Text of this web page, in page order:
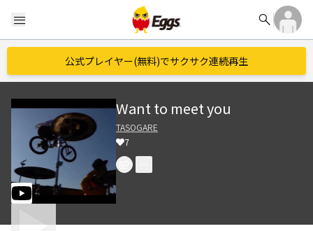
menu search
公式プレイヤー(無料)でサクサク連続再生
Want to meet you
TASOGARE
7